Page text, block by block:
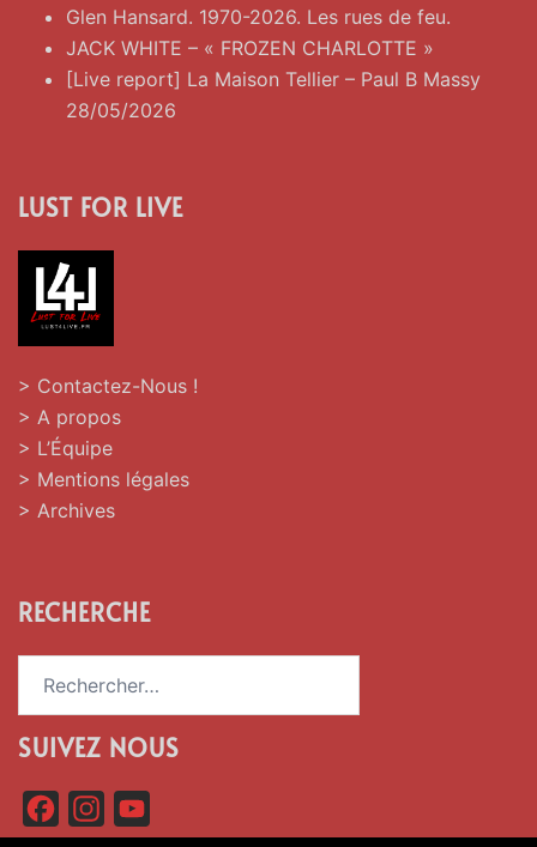
Glen Hansard. 1970-2026. Les rues de feu.
JACK WHITE – « FROZEN CHARLOTTE »
[Live report] La Maison Tellier – Paul B Massy
28/05/2026
LUST FOR LIVE
> Contactez-Nous !
> A propos
> L’Équipe
> Mentions légales
> Archives
RECHERCHE
SUIVEZ NOUS